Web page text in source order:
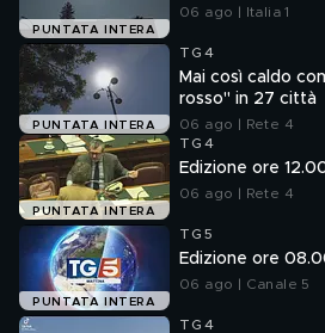
PUNTATA INTERA
06 ago | Italia 1
PUNTATA INTERA
TG4
Mai così caldo
rosso" in 27 città
06 ago | Rete 4
PUNTATA INTERA
TG4
Edizione ore
06 ago | Rete 4
PUNTATA INTERA
TG5
Edizione ore
06 ago | Canale 5
TG4